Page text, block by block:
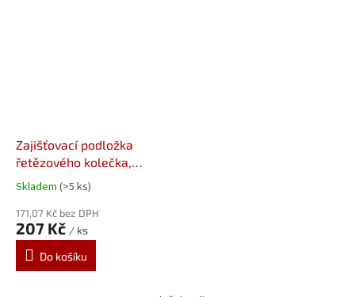
Zajišťovací podložka
řetězového kolečka,
Yamaha XJR 1200/1300
Skladem (>5 ks)
171,07 Kč bez DPH
207 Kč / ks
Do košíku